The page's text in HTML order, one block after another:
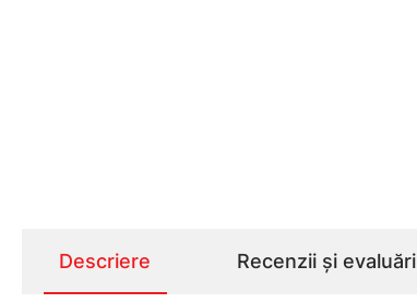
Descriere Recenzii și evaluări